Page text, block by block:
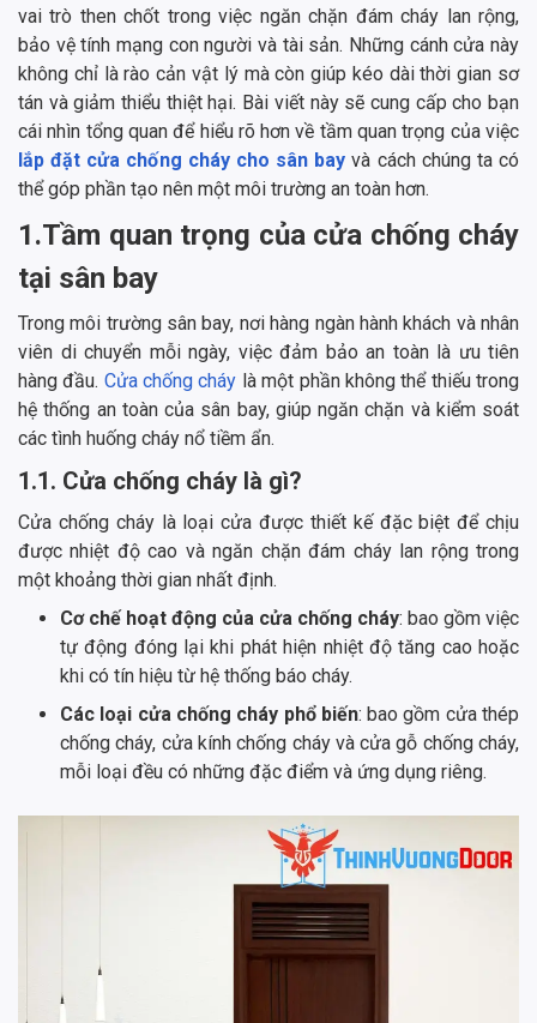
vai trò then chốt trong việc ngăn chặn đám cháy lan rộng,
bảo vệ tính mạng con người và tài sản. Những cánh cửa này
không chỉ là rào cản vật lý mà còn giúp kéo dài thời gian sơ
tán và giảm thiểu thiệt hại. Bài viết này sẽ cung cấp cho bạn
cái nhìn tổng quan để hiểu rõ hơn về tầm quan trọng của việc
lắp đặt cửa chống cháy cho sân bay và cách chúng ta có
thể góp phần tạo nên một môi trường an toàn hơn.
1.Tầm quan trọng của cửa chống cháy
tại sân bay
Trong môi trường sân bay, nơi hàng ngàn hành khách và nhân
viên di chuyển mỗi ngày, việc đảm bảo an toàn là ưu tiên
hàng đầu. Cửa chống cháy là một phần không thể thiếu trong
hệ thống an toàn của sân bay, giúp ngăn chặn và kiểm soát
các tình huống cháy nổ tiềm ẩn.
1.1. Cửa chống cháy là gì?
Cửa chống cháy là loại cửa được thiết kế đặc biệt để chịu
được nhiệt độ cao và ngăn chặn đám cháy lan rộng trong
một khoảng thời gian nhất định.
Cơ chế hoạt động của cửa chống cháy: bao gồm việc
tự động đóng lại khi phát hiện nhiệt độ tăng cao hoặc
khi có tín hiệu từ hệ thống báo cháy.
Các loại cửa chống cháy phổ biến: bao gồm cửa thép
chống cháy, cửa kính chống cháy và cửa gỗ chống cháy,
mỗi loại đều có những đặc điểm và ứng dụng riêng.